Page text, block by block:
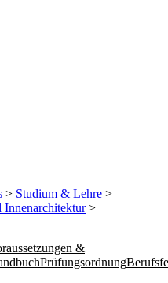
> Studium & Lehre >
>
&
Prüfungsordnung